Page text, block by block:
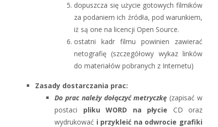
dopuszcza się użycie gotowych filmików
za podaniem ich źródła, pod warunkiem,
iż są one na licencji Open Source.
ostatni kadr filmu powinien zawierać
netografię (szczegółowy wykaz linków
do materiałów pobranych z Internetu)
Zasady dostarczania prac:
Do prac należy dołączyć metryczkę (zapisać w
postaci pliku WORD na płycie CD oraz
wydrukować i przykleić na odwrocie grafiki